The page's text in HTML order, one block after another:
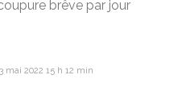
brêve par jour
mai 2022 15 h 12 min